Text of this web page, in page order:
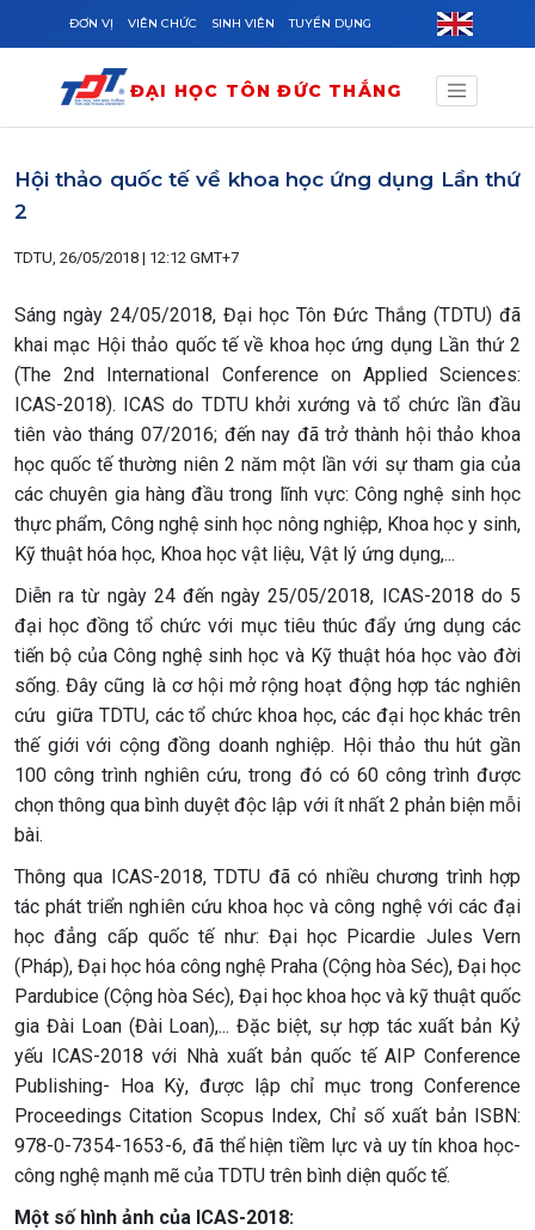
Skip to main content
ĐƠN VỊ VIÊN CHỨC SINH VIÊN TUYỂN DỤNG
ĐẠI HỌC TÔN ĐỨC THẮNG
Hội thảo quốc tế về khoa học ứng dụng Lần thứ
2
TDTU, 26/05/2018 | 12:12 GMT+7
Sáng ngày 24/05/2018, Đại học Tôn Đức Thắng (TDTU) đã
khai mạc Hội thảo quốc tế về khoa học ứng dụng Lần thứ 2
(The 2nd International Conference on Applied Sciences:
ICAS-2018). ICAS do TDTU khởi xướng và tổ chức lần đầu
tiên vào tháng 07/2016; đến nay đã trở thành hội thảo khoa
học quốc tế thường niên 2 năm một lần với sự tham gia của
các chuyên gia hàng đầu trong lĩnh vực: Công nghệ sinh học
thực phẩm, Công nghệ sinh học nông nghiệp, Khoa học y sinh,
Kỹ thuật hóa học, Khoa học vật liệu, Vật lý ứng dụng,...
Diễn ra từ ngày 24 đến ngày 25/05/2018, ICAS-2018 do 5
đại học đồng tổ chức với mục tiêu thúc đẩy ứng dụng các
tiến bộ của Công nghệ sinh học và Kỹ thuật hóa học vào đời
sống. Đây cũng là cơ hội mở rộng hoạt động hợp tác nghiên
cứu giữa TDTU, các tổ chức khoa học, các đại học khác trên
thế giới với cộng đồng doanh nghiệp. Hội thảo thu hút gần
100 công trình nghiên cứu, trong đó có 60 công trình được
chọn thông qua bình duyệt độc lập với ít nhất 2 phản biện mỗi
bài.
Thông qua ICAS-2018, TDTU đã có nhiều chương trình hợp
tác phát triển nghiên cứu khoa học và công nghệ với các đại
học đẳng cấp quốc tế như: Đại học Picardie Jules Vern
(Pháp), Đại học hóa công nghệ Praha (Cộng hòa Séc), Đại học
Pardubice (Cộng hòa Séc), Đại học khoa học và kỹ thuật quốc
gia Đài Loan (Đài Loan),... Đặc biệt, sự hợp tác xuất bản Kỷ
yếu ICAS-2018 với Nhà xuất bản quốc tế AIP Conference
Publishing- Hoa Kỳ, được lập chỉ mục trong Conference
Proceedings Citation Scopus Index, Chỉ số xuất bản ISBN:
978-0-7354-1653-6, đã thể hiện tiềm lực và uy tín khoa học-
công nghệ mạnh mẽ của TDTU trên bình diện quốc tế.
Một số hình ảnh của ICAS-2018: